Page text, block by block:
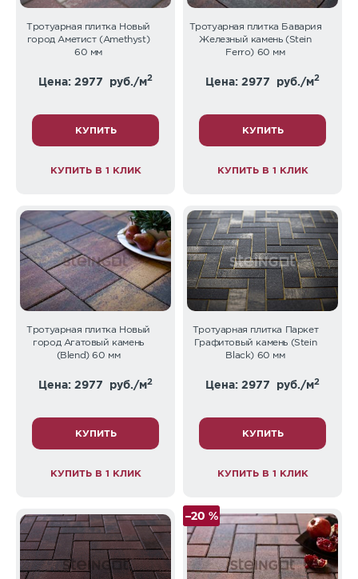
Тротуарная плитка Новый
город Аметист (Amethyst)
60 мм
Цена: 2977 руб./м2
КУПИТЬ
КУПИТЬ В 1 КЛИК
Тротуарная плитка Бавария
Железный камень (Stein
Ferro) 60 мм
Цена: 2977 руб./м2
КУПИТЬ
КУПИТЬ В 1 КЛИК
Тротуарная плитка Новый
город Агатовый камень
(Blend) 60 мм
Цена: 2977 руб./м2
КУПИТЬ
КУПИТЬ В 1 КЛИК
Тротуарная плитка Паркет
Графитовый камень (Stein
Black) 60 мм
Цена: 2977 руб./м2
КУПИТЬ
КУПИТЬ В 1 КЛИК
–20 %